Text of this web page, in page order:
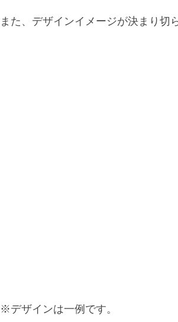
また、デザインイメージが決まり切
※デザインは一例です。